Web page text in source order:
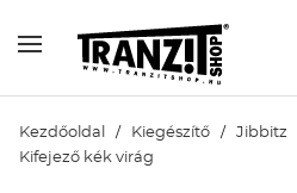
Kezdőoldal / Kiegészítő / Jibbitz
Kifejező kék virág